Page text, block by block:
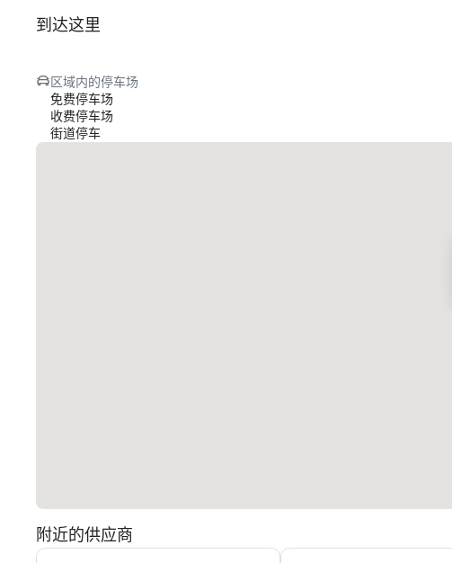
到达这里
区域内的停车场
免费停车场
收费停车场
街道停车
附近的供应商